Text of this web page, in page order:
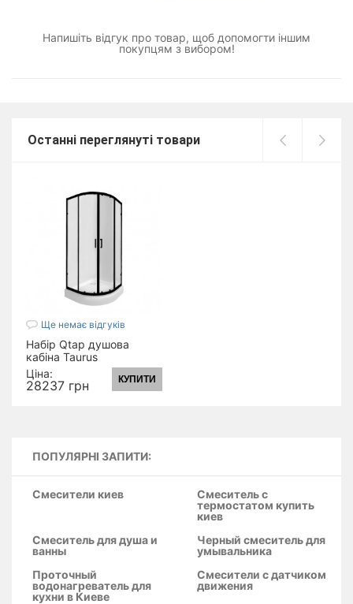
Напишіть відгук про товар, щоб допомогти іншим
покупцям з вибором!
Останні переглянуті товари
Ще немає відгуків
Набір Qtap душова
кабіна Taurus
BLA1099AC6 Clear
2020x900x900 мм +
піддон Robin 309912C
Ціна:
28237 грн КУПИТИ
ПОПУЛЯРНІ ЗАПИТИ:
Смесители киев
Смеситель с
термостатом купить
киев
Смеситель для душа и
ванны
Черный смеситель для
умывальника
Проточный
водонагреватель для
кухни в Киеве
Смесители с датчиком
движения